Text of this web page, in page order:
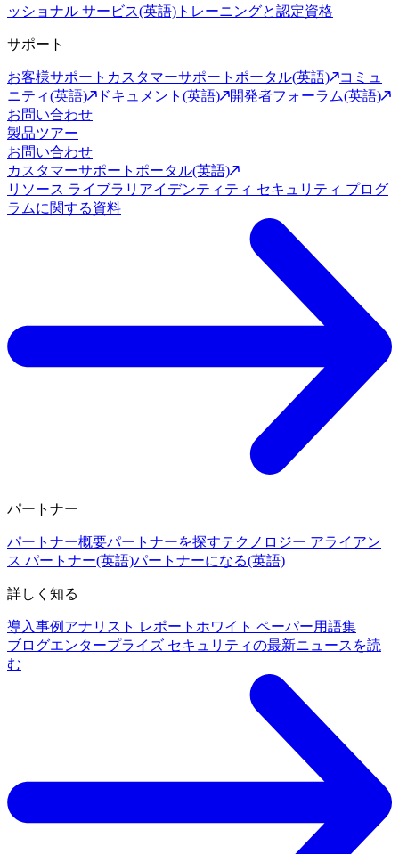
ッショナル サービス(英語) トレーニングと認定資格
サポート
お客様サポート カスタマーサポートポータル(英語)
コミュ
ニティ(英語)
ドキュメント(英語)
開発者フォーラム(英語)
お問い合わせ
製品ツアー
お問い合わせ
カスタマーサポートポータル(英語)
リソース ライブラリ アイデンティティ セキュリティ プログ
ラムに関する資料
パートナー
パートナー概要パートナーを探すテクノロジー アライアン
ス パートナー(英語)パートナーになる(英語)
詳しく知る
導入事例 アナリスト レポート ホワイト ペーパー用語集
ブログエンタープライズ セキュリティの最新ニュースを読
む